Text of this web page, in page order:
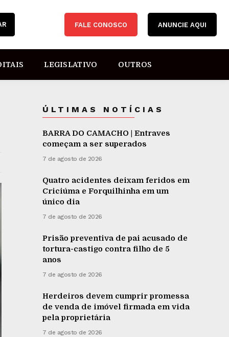
FALE CONOSCO ANUNCIE AQUI
LEGISLATIVO OUTROS
ÚLTIMAS NOTÍCIAS
BARRA DO CAMACHO | Entraves
começam a ser superados
7 de agosto de 2026
Quatro acidentes deixam feridos em
Criciúma e Forquilhinha em um
único dia
7 de agosto de 2026
Prisão preventiva de pai acusado de
tortura-castigo contra filho de 5
anos
7 de agosto de 2026
Herdeiros devem cumprir promessa
de venda de imóvel firmada em vida
pela proprietária
7 de agosto de 2026